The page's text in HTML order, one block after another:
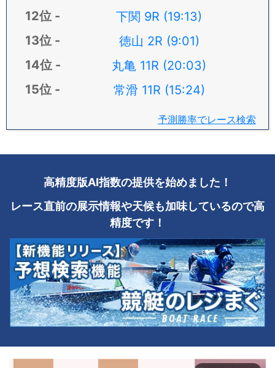
下関 9R (19:13)
徳山 2R (9:01)
丸亀 11R (20:03)
常滑 11R (15:24)
予測勝率でレース検索
高精度版AI指数の提供を始めました！
レース直前の展示情報や天候も加味しているので高
精度です！